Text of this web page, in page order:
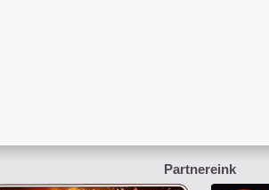
Partnereink